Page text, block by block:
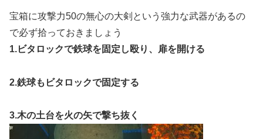
宝箱に攻撃力50の無心の大剣という強力な武器があるの
で必ず拾っておきましょう
1.ビタロックで鉄球を固定し殴り、扉を開ける
2.鉄球もビタロックで固定する
3.木の土台を火の矢で撃ち抜く